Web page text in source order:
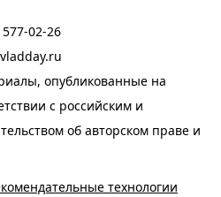
02-26
опубликованные на
с российским и
об авторском праве и
технологии